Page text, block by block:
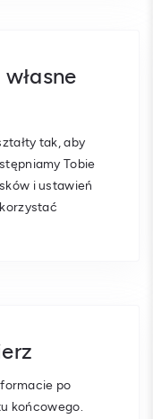
tak, aby
Tobie
i ustawień
po
końcowego.